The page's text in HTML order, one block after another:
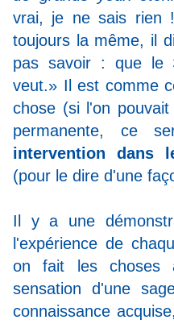
vrai, je ne sais rien
toujours la même, il
pas savoir : que le
veut.» Il est comme
chose (si l'on
permanente, ce
intervention dans
(pour le dire d'une
Il y a une
l'expérience de
on fait les choses
sensation d'une
connaissance